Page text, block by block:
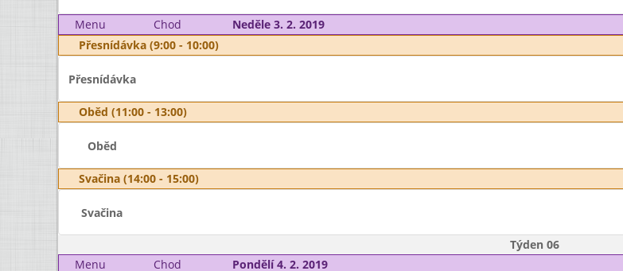
Menu Chod
Neděle 3. 2. 2019
Přesnídávka (9:00 - 10:00)
Přesnídávka
Oběd (11:00 - 13:00)
Oběd
Svačina (14:00 - 15:00)
Svačina
Týden 06
Menu
Chod Pondělí 4. 2. 2019